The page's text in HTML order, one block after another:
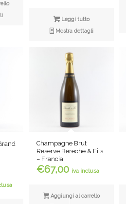
Leggi tutto
Mostra dettagli
Champagne Brut
Reserve Bereche & Fils
– Francia
€67,00 iva inclusa
Aggiungi al carrello